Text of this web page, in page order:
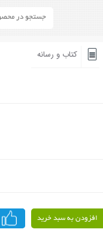
کتاب و رسانه
افزودن به سبد خرید